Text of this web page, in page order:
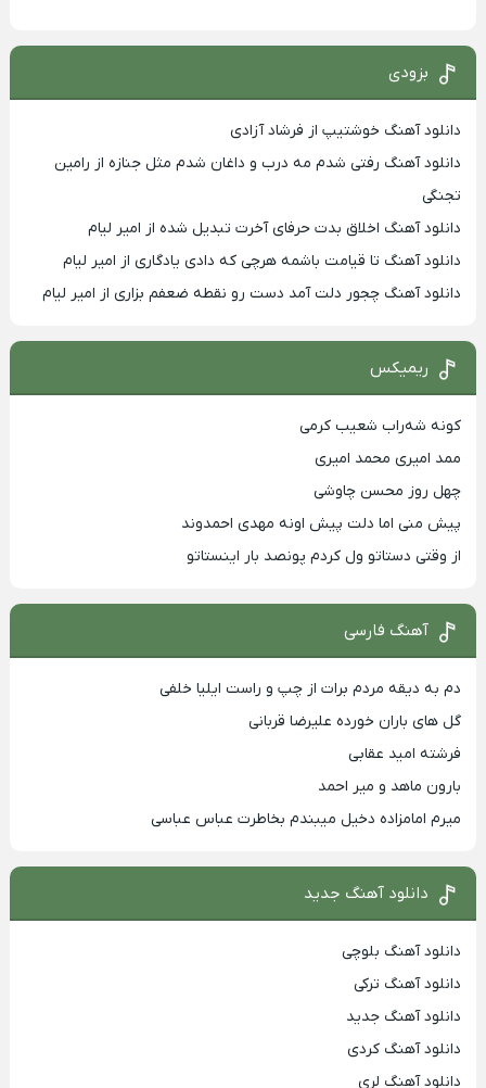
بزودی
دانلود آهنگ خوشتیپ از فرشاد آزادی
دانلود آهنگ رفتی شدم مه درب و داغان شدم مثل جنازه از رامین
تجنگی
دانلود آهنگ اخلاق بدت حرفای آخرت تبدیل شده از امیر لیام
دانلود آهنگ تا قیامت باشمه هرچی که دادی یادگاری از امیر لیام
دانلود آهنگ چجور دلت آمد دست رو نقطه ضعفم بزاری از امیر لیام
ریمیکس
کونه شه‌راب شعیب کرمی
ممد امیری محمد امیری
چهل روز محسن چاوشی
پیش منی اما دلت پیش اونه مهدی احمدوند
از وقتی دستاتو ول کردم پونصد بار اینستاتو
آهنگ فارسی
دم به دیقه مردم برات از چپ و راست ایلیا خلفی
گل های باران خورده علیرضا قربانی
فرشته امید عقابی
بارون ماهد و میر احمد
میرم امامزاده دخیل میبندم بخاطرت عباس عباسی
دانلود آهنگ جدید
دانلود آهنگ بلوچی
دانلود آهنگ ترکی
دانلود آهنگ جدید
دانلود آهنگ کردی
دانلود آهنگ لری